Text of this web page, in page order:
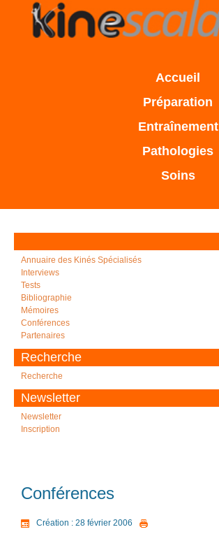
Accueil
Préparation
Entraînement
Pathologies
Soins
Annuaire des Kinés Spécialisés
Interviews
Tests
Bibliographie
Mémoires
Conférences
Partenaires
Recherche
Recherche
Newsletter
Newsletter
Inscription
Conférences
Création : 28 février 2006